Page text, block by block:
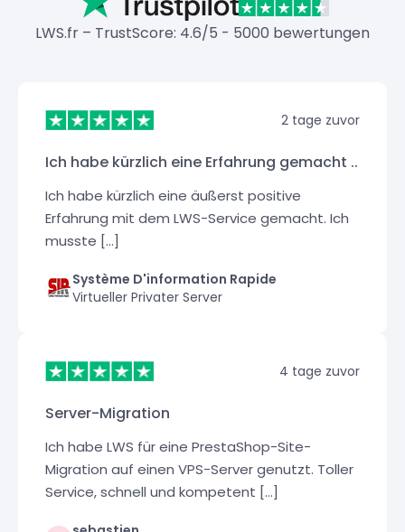
LWS.fr – TrustScore: 4.6/5 - 5000 bewertungen
2 tage zuvor
Ich habe kürzlich eine Erfahrung gemacht ..
Ich habe kürzlich eine äußerst positive
Erfahrung mit dem LWS-Service gemacht. Ich
musste [...]
Système D'information Rapide
Virtueller Privater Server
4 tage zuvor
Server-Migration
Ich habe LWS für eine PrestaShop-Site-
Migration auf einen VPS-Server genutzt. Toller
Service, schnell und kompetent [...]